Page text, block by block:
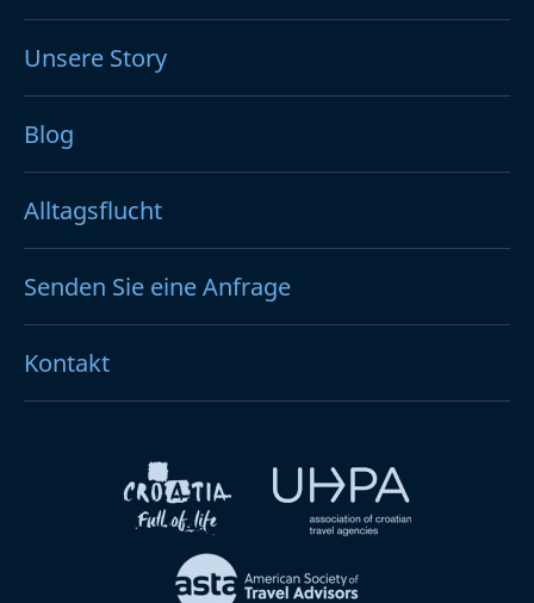
Unsere Story
Blog
Alltagsflucht
Senden Sie eine Anfrage
Kontakt